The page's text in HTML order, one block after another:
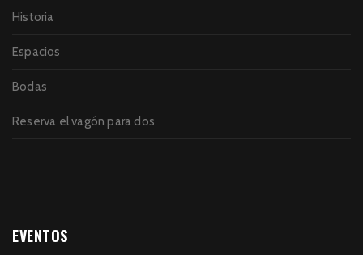
Historia
Espacios
Bodas
Reserva el vagón para dos
EVENTOS